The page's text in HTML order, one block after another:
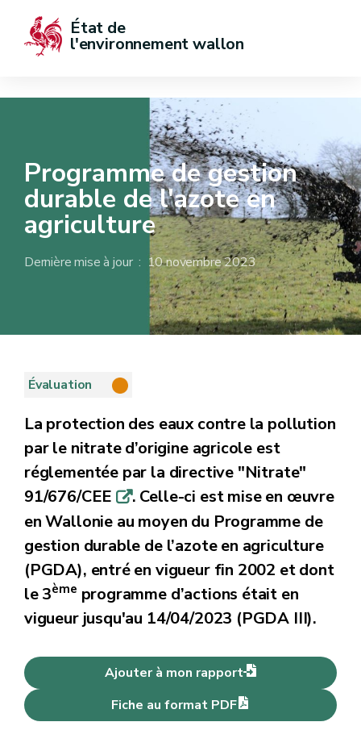
État de
l'environnement wallon
Programme de gestion
durable de l'azote en
agriculture
Dernière mise à jour : 10 novembre 2023
Évaluation
La protection des eaux contre la pollution
par le nitrate d’origine agricole est
réglementée par la directive "Nitrate"
91/676/CEEq. Celle-ci est mise en œuvre
en Wallonie au moyen du Programme de
gestion durable de l’azote en agriculture
(PGDA), entré en vigueur fin 2002 et dont
le 3ème programme d’actions était en
vigueur jusqu'au 14/04/2023 (PGDA III).
Ajouter à mon rapport
Fiche au format PDF